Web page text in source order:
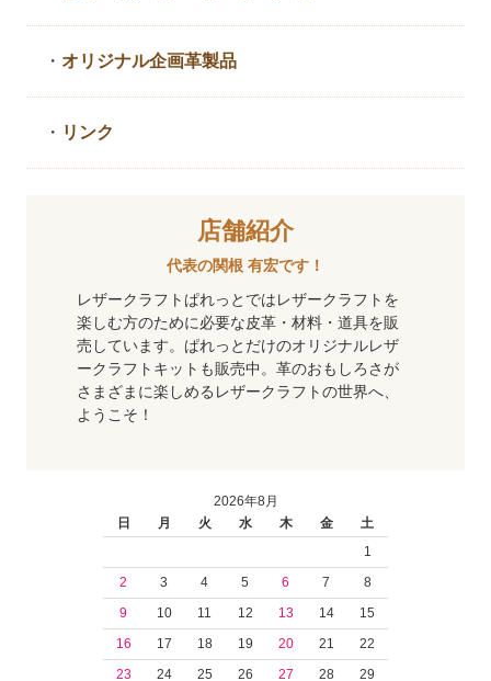
・ オリジナル企画革製品
・ リンク
店舗紹介
代表の関根 有宏です！
レザークラフトぱれっとではレザークラフトを
楽しむ方のために必要な皮革・材料・道具を販
売しています。ぱれっとだけのオリジナルレザ
ークラフトキットも販売中。革のおもしろさが
さまざまに楽しめるレザークラフトの世界へ、
ようこそ！
2026年8月
日
月 火 水 木 金
土
1
2
3 4 5 6 7
8
9
10 11 12 13 14
15
16
17 18 19 20 21
22
23
24 25 26 27 28
29